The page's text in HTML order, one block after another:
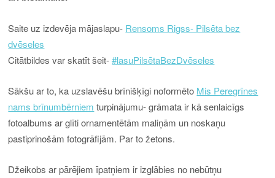
Saite uz izdevēja mājaslapu- Rensoms Rigss- Pilsēta bez
dvēseles
Citātbildes var skatīt šeit-#lasuPilsētaBezDvēseles
Sākšu ar to, ka uzslavēšu brīnišķīgi noformēto Mis Peregrīnes
nams brīnumbērniem turpinājumu- grāmata ir kā senlaicīgs
fotoalbums ar glīti ornamentētām maliņām un noskaņu
pastiprinošām fotogrāfijām. Par to žetons.
Džeikobs ar pārējiem īpatņiem ir izglābies no nebūtņu